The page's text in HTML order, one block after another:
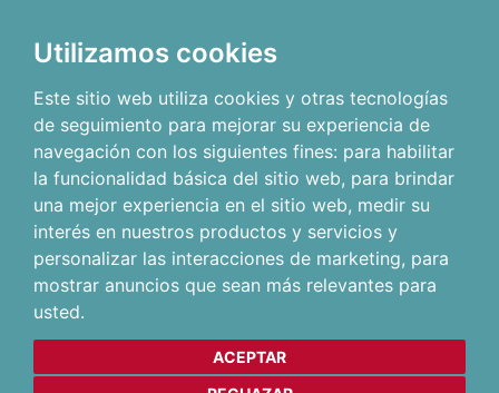
Utilizamos cookies
Este sitio web utiliza cookies y otras tecnologías
de seguimiento para mejorar su experiencia de
navegación con los siguientes fines: para habilitar
la funcionalidad básica del sitio web, para brindar
una mejor experiencia en el sitio web, medir su
interés en nuestros productos y servicios y
personalizar las interacciones de marketing, para
mostrar anuncios que sean más relevantes para
usted.
ACEPTAR